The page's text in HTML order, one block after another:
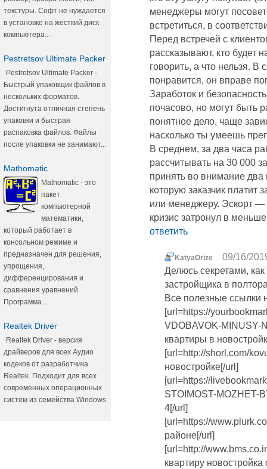
текстуры. Софт не нуждается
в установке на жесткий диск
компьютера...
Pestretsov Ultimate Packer
Pestretsov Ultimate Packer -
Быстрый упаковщик файлов в
нескольких форматов.
Достигнута отличная степень
упаковки и быстрая
распаковка файлов. Файлы
после упаковки не занимают...
Mathomatic
Mathomatic - это
пакет
компьютерной
математики,
который работает в
консольном режиме и
предназначен для решения,
упрощения,
дифференцирования и
сравнения уравнений.
Программа...
Realtek Driver
Realtek Driver - версия
драйверов для всех Аудио
кодеков от разработчика
Realtek. Подходит для всех
современных операционных
систем из семейства Windows
менеджеры могут
встретиться, в
Перед встречей с
рассказывают, кто будет
говорить, а что нельзя. В
понравится, он вправе
Заработок и
почасово, но могут быть
понятное дело, чаще
насколько ты умеешь
В среднем, за два часа
рассчитывать на 30 000
принять во внимание
которую заказчик платит
или менеджеру. Эскорт —
кризис затронул в
ответить
KatyaOrize
09/16/
Делюсь секретами,
застройщика в
Все полезные ссылки
[url=https://
VDOBAVOK-MINUSY-
квартиры в
[url=http://shorl.com/
новостройке[/url]
[url=https://
STOIMOST-MOZHET-
4[/url]
[url=https://
районе[/url]
[url=http://
квартиру